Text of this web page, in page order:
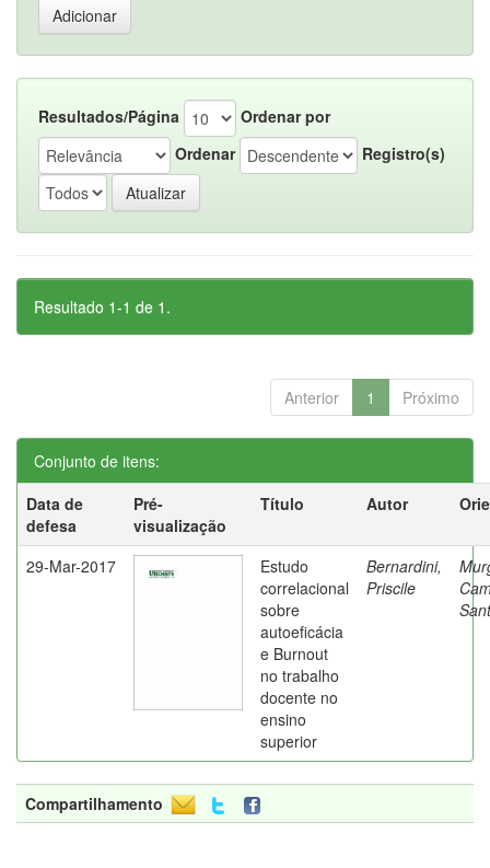
Resultados/Página
Ordenar por
Ordenar
Registro(s)
Resultado 1-1 de 1.
Anterior 1 Próximo
Conjunto de itens:
Data de
defesa
Pré-
visualização
Título Autor
29-Mar-2017
Estudo
correlacional
sobre
autoeficácia
e Burnout
no trabalho
docente no
ensino
superior
Bernardini,
Priscile
Compartilhamento